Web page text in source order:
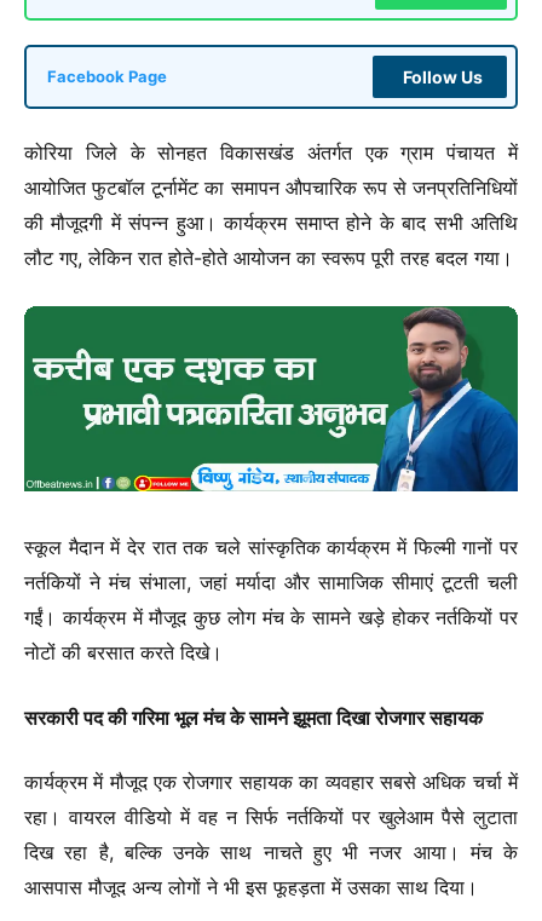
Facebook Page Follow Us
कोरिया जिले के सोनहत विकासखंड अंतर्गत एक ग्राम पंचायत में
आयोजित फुटबॉल टूर्नामेंट का समापन औपचारिक रूप से जनप्रतिनिधियों
की मौजूदगी में संपन्न हुआ। कार्यक्रम समाप्त होने के बाद सभी अतिथि
लौट गए, लेकिन रात होते-होते आयोजन का स्वरूप पूरी तरह बदल गया।
स्कूल मैदान में देर रात तक चले सांस्कृतिक कार्यक्रम में फिल्मी गानों पर
नर्तकियों ने मंच संभाला, जहां मर्यादा और सामाजिक सीमाएं टूटती चली
गईं। कार्यक्रम में मौजूद कुछ लोग मंच के सामने खड़े होकर नर्तकियों पर
नोटों की बरसात करते दिखे।
सरकारी पद की गरिमा भूल मंच के सामने झूमता दिखा रोजगार सहायक
कार्यक्रम में मौजूद एक रोजगार सहायक का व्यवहार सबसे अधिक चर्चा में
रहा। वायरल वीडियो में वह न सिर्फ नर्तकियों पर खुलेआम पैसे लुटाता
दिख रहा है, बल्कि उनके साथ नाचते हुए भी नजर आया। मंच के
आसपास मौजूद अन्य लोगों ने भी इस फूहड़ता में उसका साथ दिया।